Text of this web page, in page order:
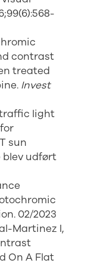
contrast
treated
Invest
traffic light
sun
blev udført
02/2023
Martinez I,
On A Flat